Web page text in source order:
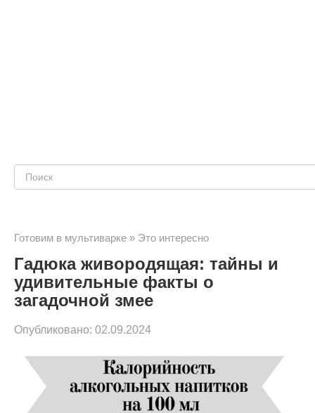
Поиск:
Готовим в мультиварке » Это интересно
Гадюка живородящая: тайны и
удивительные факты о
загадочной змее
Опубликовано: 02.09.2024